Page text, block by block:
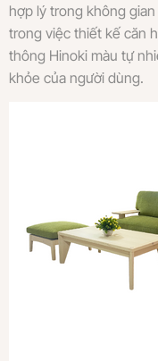
hợp lý trong không
trong việc thiết kế căn
thông Hinoki màu tự
khỏe của người dùng.